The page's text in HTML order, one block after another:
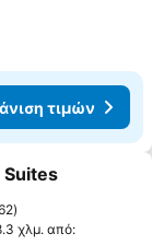
τιμών
αγαπημένα
χλμ. από: